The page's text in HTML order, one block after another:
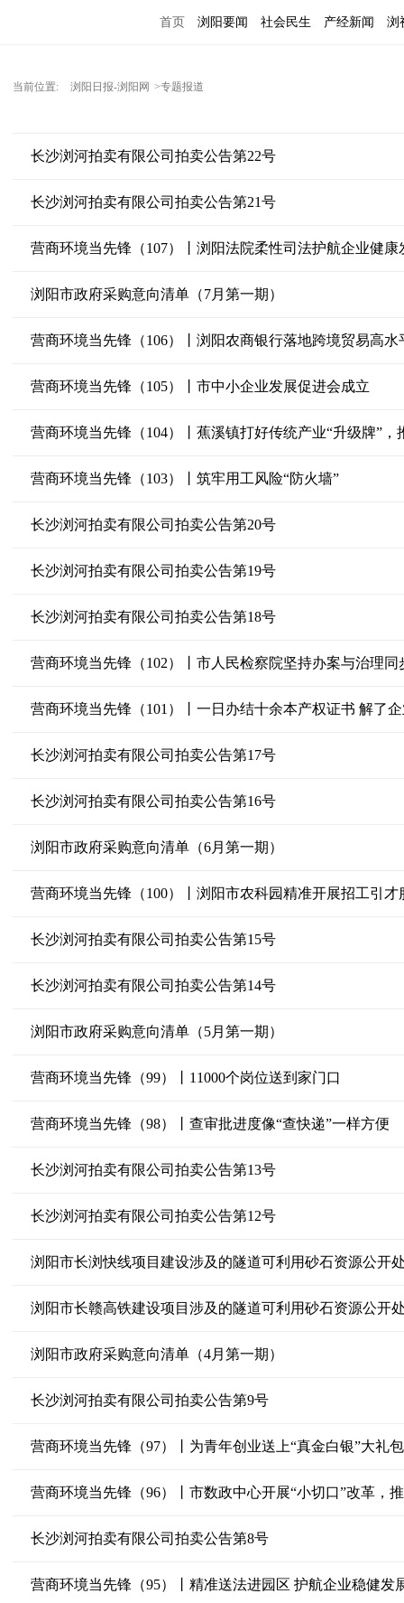
首页 浏阳要闻 社会民生 产经新闻 浏
当前位置: 浏阳日报-浏阳网 >专题报道
长沙浏河拍卖有限公司拍卖公告第22号
长沙浏河拍卖有限公司拍卖公告第21号
营商环境当先锋（107）丨浏阳法院柔性司法护航企业健康
浏阳市政府采购意向清单（7月第一期）
营商环境当先锋（106）丨浏阳农商银行落地跨境贸易高水
营商环境当先锋（105）丨市中小企业发展促进会成立
营商环境当先锋（104）丨蕉溪镇打好传统产业“升级牌”，
营商环境当先锋（103）丨筑牢用工风险“防火墙”
长沙浏河拍卖有限公司拍卖公告第20号
长沙浏河拍卖有限公司拍卖公告第19号
长沙浏河拍卖有限公司拍卖公告第18号
营商环境当先锋（102）丨市人民检察院坚持办案与治理同
营商环境当先锋（101）丨一日办结十余本产权证书 解了企
长沙浏河拍卖有限公司拍卖公告第17号
长沙浏河拍卖有限公司拍卖公告第16号
浏阳市政府采购意向清单（6月第一期）
营商环境当先锋（100）丨浏阳市农科园精准开展招工引才
长沙浏河拍卖有限公司拍卖公告第15号
长沙浏河拍卖有限公司拍卖公告第14号
浏阳市政府采购意向清单（5月第一期）
营商环境当先锋（99）丨11000个岗位送到家门口
营商环境当先锋（98）丨查审批进度像“查快递”一样方便
长沙浏河拍卖有限公司拍卖公告第13号
长沙浏河拍卖有限公司拍卖公告第12号
浏阳市长浏快线项目建设涉及的隧道可利用砂石资源公开
浏阳市长赣高铁建设项目涉及的隧道可利用砂石资源公开
浏阳市政府采购意向清单（4月第一期）
长沙浏河拍卖有限公司拍卖公告第9号
营商环境当先锋（97）丨为青年创业送上“真金白银”大礼包
营商环境当先锋（96）丨市数政中心开展“小切口”改革，
长沙浏河拍卖有限公司拍卖公告第8号
营商环境当先锋（95）丨精准送法进园区 护航企业稳健发